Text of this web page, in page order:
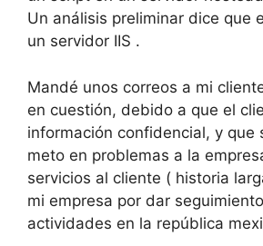
Un análisis preliminar dice que
un servidor IIS .
Mandé unos correos a mi
en cuestión, debido a que el
información confidencial, y que
meto en problemas a la
servicios al cliente ( historia
mi empresa por dar
actividades en la república